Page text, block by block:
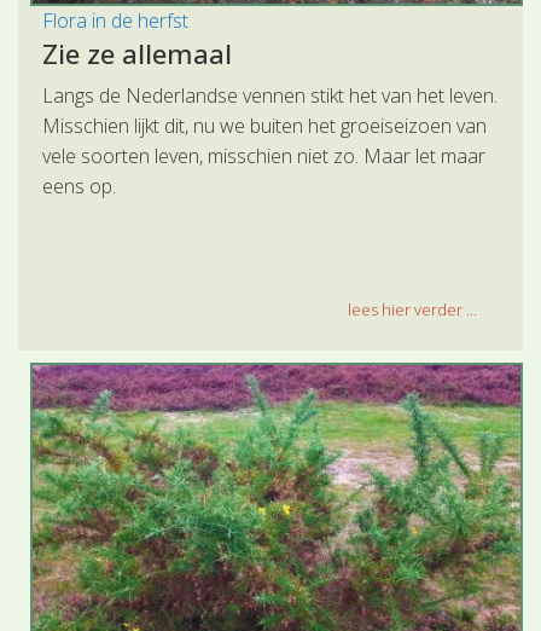
Flora in de herfst
Zie ze allemaal
Langs de Nederlandse vennen stikt het van het leven.
Misschien lijkt dit, nu we buiten het groeiseizoen van
vele soorten leven, misschien niet zo. Maar let maar
eens op.
lees hier verder ...